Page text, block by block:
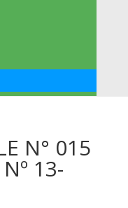
N° 015
13-